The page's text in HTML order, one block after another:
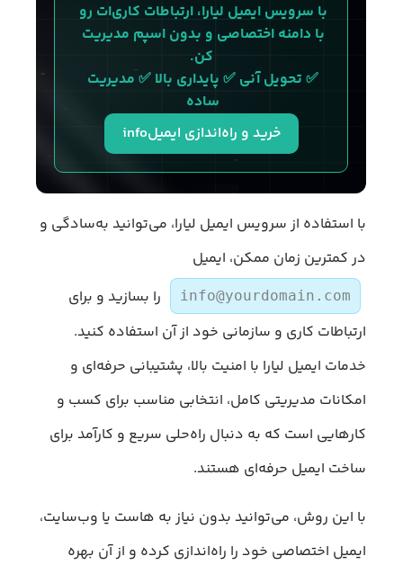
با سرویس ایمیل لیارا، ارتباطات کاری‌ات رو
با دامنه اختصاصی و بدون اسپم مدیریت
کن.
✅ تحویل آنی ✅ پایداری بالا ✅ مدیریت
ساده
خرید و راه‌اندازی ایمیلinfo
با استفاده از سرویس ایمیل لیارا، می‌توانید به‌سادگی و
در کمترین زمان ممکن، ایمیل
info@yourdomain.com
را بسازید و برای
ارتباطات کاری و سازمانی خود از آن استفاده کنید.
خدمات ایمیل لیارا با امنیت بالا، پشتیبانی حرفه‌ای و
امکانات مدیریتی کامل، انتخابی مناسب برای کسب‌ و
کارهایی است که به دنبال راه‌حلی سریع و کارآمد برای
ساخت ایمیل حرفه‌ای هستند.
با این روش، می‌توانید بدون نیاز به هاست یا وب‌سایت،
ایمیل اختصاصی خود را راه‌اندازی کرده و از آن بهره